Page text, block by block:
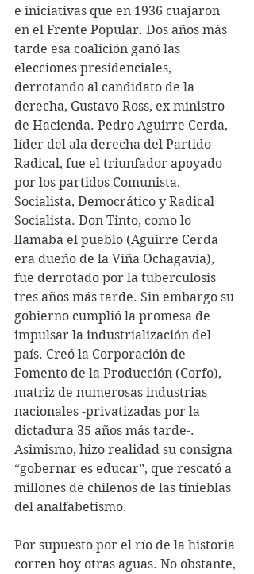
e iniciativas que en 1936 cuajaron
en el Frente Popular. Dos años más
tarde esa coalición ganó las
elecciones presidenciales,
derrotando al candidato de la
derecha, Gustavo Ross, ex ministro
de Hacienda. Pedro Aguirre Cerda,
líder del ala derecha del Partido
Radical, fue el triunfador apoyado
por los partidos Comunista,
Socialista, Democrático y Radical
Socialista. Don Tinto, como lo
llamaba el pueblo (Aguirre Cerda
era dueño de la Viña Ochagavía),
fue derrotado por la tuberculosis
tres años más tarde. Sin embargo su
gobierno cumplió la promesa de
impulsar la industrialización del
país. Creó la Corporación de
Fomento de la Producción (Corfo),
matriz de numerosas industrias
nacionales -privatizadas por la
dictadura 35 años más tarde-.
Asimismo, hizo realidad su consigna
“gobernar es educar”, que rescató a
millones de chilenos de las tinieblas
del analfabetismo.
Por supuesto por el río de la historia
corren hoy otras aguas. No obstante,